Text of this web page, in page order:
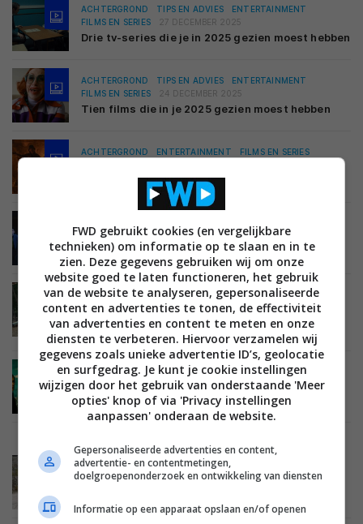
ACHTERGROND TIPS EN ADVIES
ENTERTAINMENT
FILMS EN SERIES
27 DECEMBER 2025
Drie tv-series die je in 2025 gezien moest hebben
ACHTERGROND TIPS EN ADVIES
ENTERTAINMENT
FILMS EN SERIES
24 DECEMBER 2025
Tien films die in je 2025 gezien moest hebben
ACHTERGROND ENTERTAINMENT
FILMS EN SERIES
Wishlist 2025 – vijf films om naar uit te kijken
FILMS EN SERIES
STREAMINGDIENSTEN 30 DECEMBER 2024
Drie tv-series die je in 2025 moet gaan zien
ACHTERGROND TIPS EN ADVIES
ENTERTAINMENT
FILMS EN SERIES
STREAMINGDIENSTEN 28 DECEMBER 2024
Drie tv-series die je in 2024 gezien moest
hebben
ACHTERGROND TIPS EN ADVIES
ENTERTAINMENT
FILMS EN SERIES
STREAMINGDIENSTEN 23 DECEMBER 2024
Tien films die je in 2024 gezien moest hebben
ACHTERGROND TIPS EN ADVIES
FILMS EN SERIES
STREAMINGDIENSTEN 31 DECEMBER 2023
FWD gebruikt cookies (en vergelijkbare
technieken) om informatie op te slaan en in te
zien. Deze gegevens gebruiken wij om onze
website goed te laten functioneren, het gebruik
van de website te analyseren, gepersonaliseerde
content en advertenties te tonen, de effectiviteit
van advertenties en content te meten en onze
diensten te verbeteren. Hiervoor verzamelen wij
gegevens zoals unieke advertentie ID’s, geolocatie
en surfgedrag. Je kunt je cookie instellingen
wijzigen door het gebruik van onderstaande 'Meer
opties' knop of via 'Privacy instellingen
aanpassen' onderaan de website.
Gepersonaliseerde advertenties en content,
advertentie- en contentmetingen,
doelgroepenonderzoek en ontwikkeling van diensten
Informatie op een apparaat opslaan en/of openen